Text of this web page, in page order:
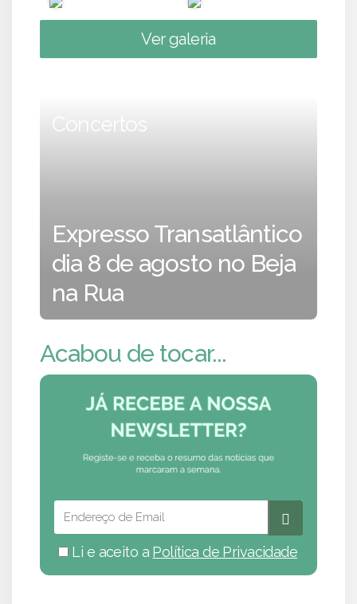
Ver galeria
Concertos
Expresso Transatlântico
dia 8 de agosto no Beja
na Rua
Acabou de tocar...
Li e aceito a Política de Privacidade